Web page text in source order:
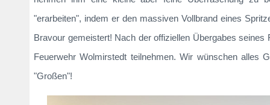
"erarbeiten", indem er den massiven Vollbrand eines
Bravour gemeistert! Nach der offiziellen Übergabes
Feuerwehr Wolmirstedt teilnehmen. Wir wünschen alles
"Großen"!